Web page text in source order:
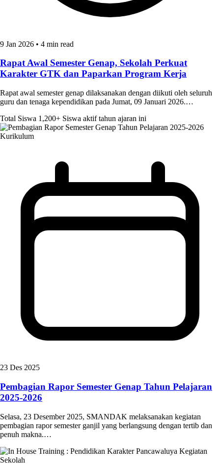
9 Jan 2026 • 4 min read
Rapat Awal Semester Genap, Sekolah Perkuat
Karakter GTK dan Paparkan Program Kerja
Rapat awal semester genap dilaksanakan dengan diikuti oleh seluruh
guru dan tenaga kependidikan pada Jumat, 09 Januari 2026.…
Total Siswa 1,200+ Siswa aktif tahun ajaran ini
Kurikulum
23 Des 2025
Pembagian Rapor Semester Genap Tahun Pelajaran
2025-2026
Selasa, 23 Desember 2025, SMANDAK melaksanakan kegiatan
pembagian rapor semester ganjil yang berlangsung dengan tertib dan
penuh makna.…
Kegiatan
Sekolah